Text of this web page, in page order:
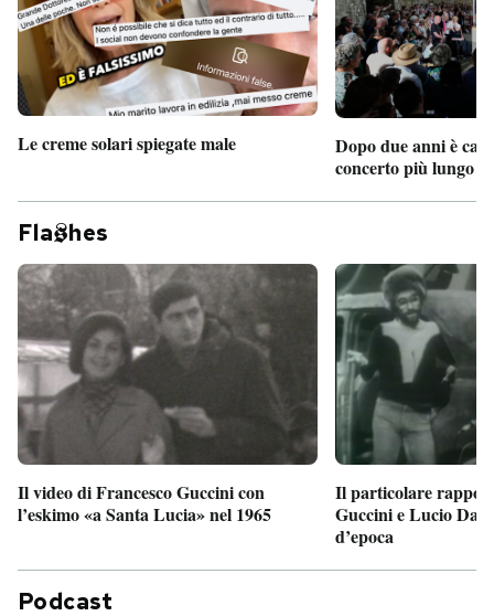
Le creme solari spiegate male
Dopo due anni è
concerto più lungo
Fla hes
Il video di Francesco Guccini con
l’eskimo «a Santa Lucia» nel 1965
Il particolare
Guccini e Lucio
d’epoca
Podcast